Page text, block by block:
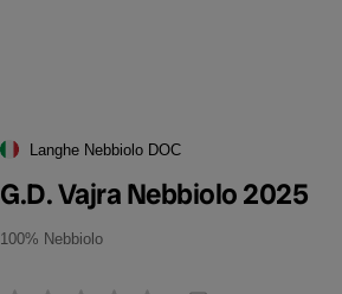
Langhe Nebbiolo DOC
G.D. Vajra Nebbiolo 2025
100% Nebbiolo